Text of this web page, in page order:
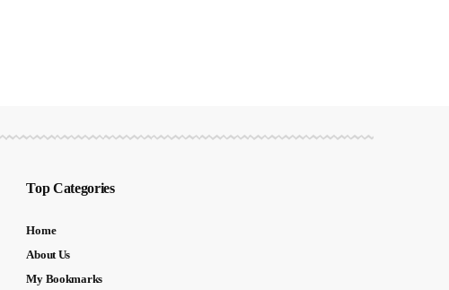
Top Categories
Home
About Us
My Bookmarks